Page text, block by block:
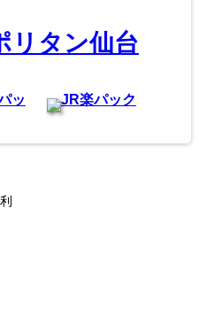
リタン仙台
ッ
JR楽パック